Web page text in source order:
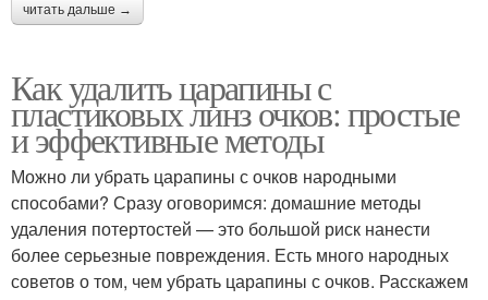
читать дальше →
Как удалить царапины с
пластиковых линз очков: простые
и эффективные методы
Можно ли убрать царапины с очков народными
способами? Сразу оговоримся: домашние методы
удаления потертостей — это большой риск нанести
более серьезные повреждения. Есть много народных
советов о том, чем убрать царапины с очков. Расскажем